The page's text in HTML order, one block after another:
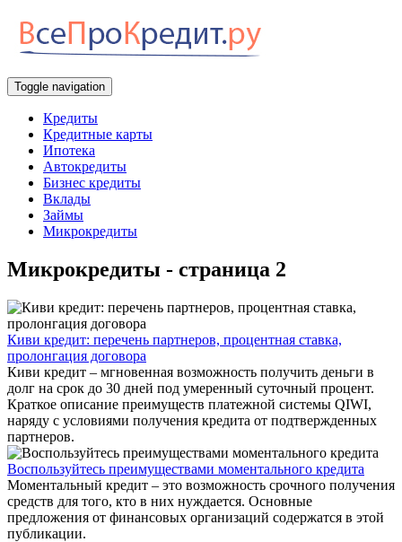
Toggle navigation
Кредиты
Кредитные карты
Ипотека
Автокредиты
Бизнес кредиты
Вклады
Займы
Микрокредиты
Микрокредиты - страница 2
Киви кредит: перечень партнеров, процентная ставка,
пролонгация договора
Киви кредит – мгновенная возможность получить деньги в
долг на срок до 30 дней под умеренный суточный процент.
Краткое описание преимуществ платежной системы QIWI,
наряду с условиями получения кредита от подтвержденных
партнеров.
Воспользуйтесь преимуществами моментального кредита
Моментальный кредит – это возможность срочного получения
средств для того, кто в них нуждается. Основные
предложения от финансовых организаций содержатся в этой
публикации.